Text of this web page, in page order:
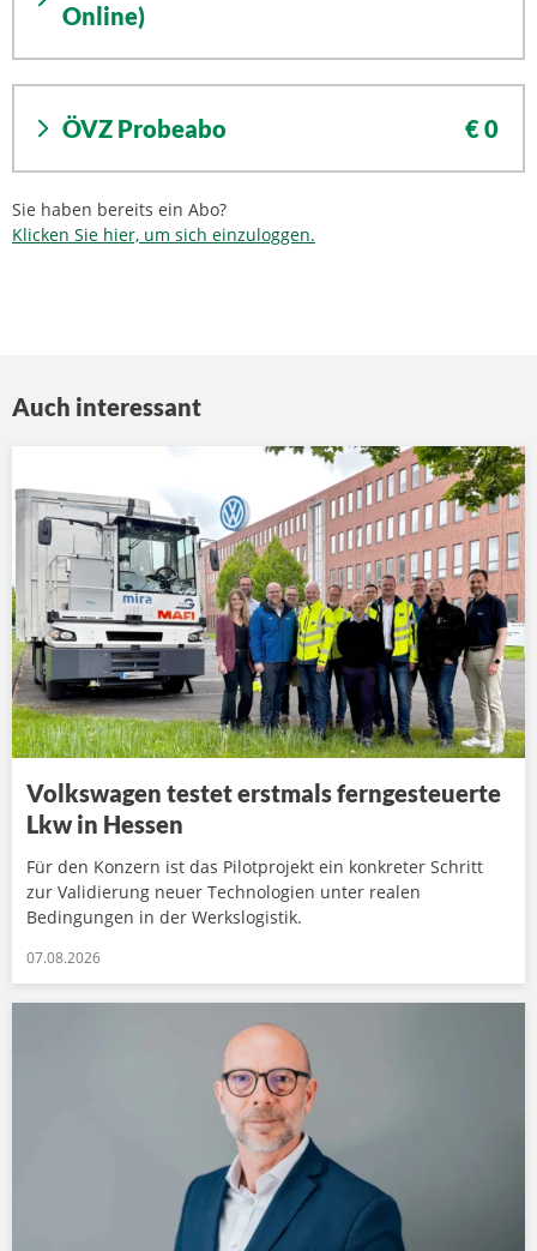
Online)
ÖVZ Probeabo € 0
Sie haben bereits ein Abo?
Klicken Sie hier, um sich einzuloggen.
Auch interessant
Volkswagen testet erstmals ferngesteuerte
Lkw in Hessen
Für den Konzern ist das Pilotprojekt ein konkreter Schritt
zur Validierung neuer Technologien unter realen
Bedingungen in der Werkslogistik.
07.08.2026